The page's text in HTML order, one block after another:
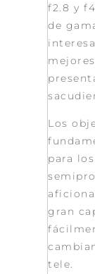
f2.8 y
de
Los
para
gran
tele.